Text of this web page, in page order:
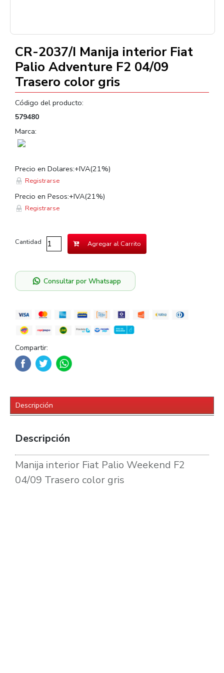
CR-2037/I Manija interior Fiat
Palio Adventure F2 04/09
Trasero color gris
Código del producto:
579480
Marca:
Precio en Dolares:+IVA(21%)
Registrarse
Precio en Pesos:+IVA(21%)
Registrarse
Cantidad Agregar al Carrito
Consultar por Whatsapp
Compartir:
Descripción
Descripción
Manija interior Fiat Palio Weekend F2
04/09 Trasero color gris